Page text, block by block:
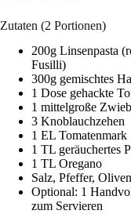
Zutaten (2 Portionen)
200g Linsenpasta
Fusilli)
300g gemischtes
1 Dose gehackte
1 mittelgroße
3 Knoblauchzehen
1 EL Tomatenmark
1 TL geräuchertes
1 TL Oregano
Salz, Pfeffer,
Optional: 1
zum Servieren